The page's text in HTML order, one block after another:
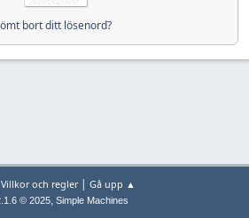
bort ditt lösenord?
Villkor och regler| Gå upp ▲
© 2025, Simple Machines